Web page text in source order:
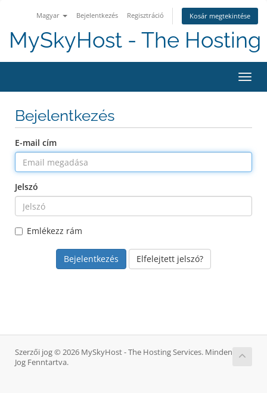
Magyar Bejelentkezés Regisztráció Kosár megtekintése
MySkyHost - The Hosting
Bejelentkezés
E-mail cím
Jelszó
Emlékezz rám
Elfelejtett jelszó?
Szerzői jog © 2026 MySkyHost - The Hosting Services. Minden
Jog Fenntartva.